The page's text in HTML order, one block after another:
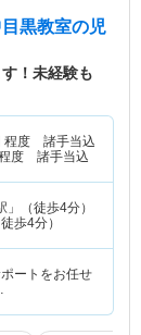
黒教室の児
！未経験も
程度 諸手当込
度 諸手当込
（徒歩4分）
歩4分）
ートをお任せ